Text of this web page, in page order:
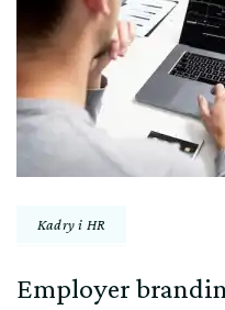
wpisu
Kadry i HR
Employer